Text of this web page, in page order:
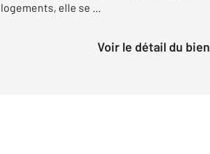
logements, elle se ...
Voir le détail du bien